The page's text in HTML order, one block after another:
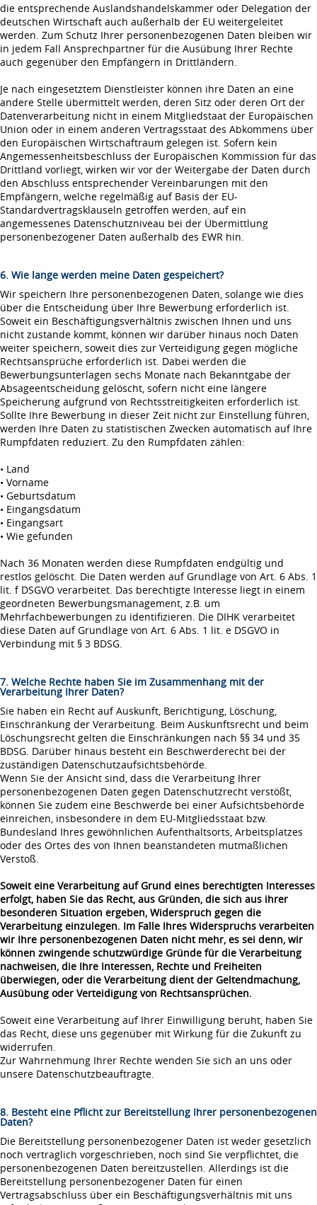
die entsprechende Auslandshandelskammer oder Delegation der
deutschen Wirtschaft auch außerhalb der EU weitergeleitet
werden. Zum Schutz Ihrer personenbezogenen Daten bleiben wir
in jedem Fall Ansprechpartner für die Ausübung Ihrer Rechte
auch gegenüber den Empfängern in Drittländern.
Je nach eingesetztem Dienstleister können ihre Daten an eine
andere Stelle übermittelt werden, deren Sitz oder deren Ort der
Datenverarbeitung nicht in einem Mitgliedstaat der Europäischen
Union oder in einem anderen Vertragsstaat des Abkommens über
den Europäischen Wirtschaftraum gelegen ist. Sofern kein
Angemessenheitsbeschluss der Europäischen Kommission für das
Drittland vorliegt, wirken wir vor der Weitergabe der Daten durch
den Abschluss entsprechender Vereinbarungen mit den
Empfängern, welche regelmäßig auf Basis der EU-
Standardvertragsklauseln getroffen werden, auf ein
angemessenes Datenschutzniveau bei der Übermittlung
personenbezogener Daten außerhalb des EWR hin.
6. Wie lange werden meine Daten gespeichert?
Wir speichern Ihre personenbezogenen Daten, solange wie dies
über die Entscheidung über Ihre Bewerbung erforderlich ist.
Soweit ein Beschäftigungsverhältnis zwischen Ihnen und uns
nicht zustande kommt, können wir darüber hinaus noch Daten
weiter speichern, soweit dies zur Verteidigung gegen mögliche
Rechtsansprüche erforderlich ist. Dabei werden die
Bewerbungsunterlagen sechs Monate nach Bekanntgabe der
Absageentscheidung gelöscht, sofern nicht eine längere
Speicherung aufgrund von Rechtsstreitigkeiten erforderlich ist.
Sollte Ihre Bewerbung in dieser Zeit nicht zur Einstellung führen,
werden Ihre Daten zu statistischen Zwecken automatisch auf Ihre
Rumpfdaten reduziert. Zu den Rumpfdaten zählen:
• Land
• Vorname
• Geburtsdatum
• Eingangsdatum
• Eingangsart
• Wie gefunden
Nach 36 Monaten werden diese Rumpfdaten endgültig und
restlos gelöscht. Die Daten werden auf Grundlage von Art. 6 Abs. 1
lit. f DSGVO verarbeitet. Das berechtigte Interesse liegt in einem
geordneten Bewerbungsmanagement, z.B. um
Mehrfachbewerbungen zu identifizieren. Die DIHK verarbeitet
diese Daten auf Grundlage von Art. 6 Abs. 1 lit. e DSGVO in
Verbindung mit § 3 BDSG.
7. Welche Rechte haben Sie im Zusammenhang mit der
Verarbeitung Ihrer Daten?
Sie haben ein Recht auf Auskunft, Berichtigung, Löschung,
Einschränkung der Verarbeitung. Beim Auskunftsrecht und beim
Löschungsrecht gelten die Einschränkungen nach §§ 34 und 35
BDSG. Darüber hinaus besteht ein Beschwerderecht bei der
zuständigen Datenschutzaufsichtsbehörde.
Wenn Sie der Ansicht sind, dass die Verarbeitung Ihrer
personenbezogenen Daten gegen Datenschutzrecht verstößt,
können Sie zudem eine Beschwerde bei einer Aufsichtsbehörde
einreichen, insbesondere in dem EU-Mitgliedsstaat bzw.
Bundesland Ihres gewöhnlichen Aufenthaltsorts, Arbeitsplatzes
oder des Ortes des von Ihnen beanstandeten mutmaßlichen
Verstoß.
Soweit eine Verarbeitung auf Grund eines berechtigten Interesses
erfolgt, haben Sie das Recht, aus Gründen, die sich aus ihrer
besonderen Situation ergeben, Widerspruch gegen die
Verarbeitung einzulegen. Im Falle Ihres Widerspruchs verarbeiten
wir Ihre personenbezogenen Daten nicht mehr, es sei denn, wir
können zwingende schutzwürdige Gründe für die Verarbeitung
nachweisen, die Ihre Interessen, Rechte und Freiheiten
überwiegen, oder die Verarbeitung dient der Geltendmachung,
Ausübung oder Verteidigung von Rechtsansprüchen.
Soweit eine Verarbeitung auf Ihrer Einwilligung beruht, haben Sie
das Recht, diese uns gegenüber mit Wirkung für die Zukunft zu
widerrufen.
Zur Wahrnehmung Ihrer Rechte wenden Sie sich an uns oder
unsere Datenschutzbeauftragte.
8. Besteht eine Pflicht zur Bereitstellung Ihrer personenbezogenen
Daten?
Die Bereitstellung personenbezogener Daten ist weder gesetzlich
noch vertraglich vorgeschrieben, noch sind Sie verpflichtet, die
personenbezogenen Daten bereitzustellen. Allerdings ist die
Bereitstellung personenbezogener Daten für einen
Vertragsabschluss über ein Beschäftigungsverhältnis mit uns